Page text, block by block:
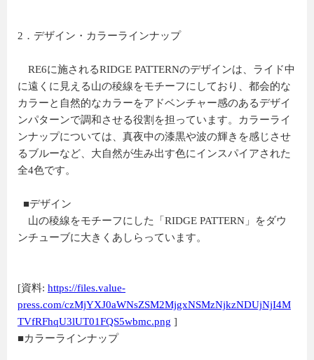
2．デザイン・カラーラインナップ
RE6に施されるRIDGE PATTERNのデザインは、ライド中
に遠くに見える山の稜線をモチーフにしており、都会的な
カラーと自然的なカラーをアドベンチャー感のあるデザイ
ンパターンで調和させる役割を担っています。カラーライ
ンナップについては、真夜中の漆黒や波の輝きを感じさせ
るブルーなど、大自然が生み出す色にインスパイアされた
全4色です。
■デザイン
山の稜線をモチーフにした「RIDGE PATTERN」をダウ
ンチューブに大きくあしらっています。
[資料: https://files.value-
press.com/czMjYXJ0aWNsZSM2MjgxNSMzNjkzNDUjNjI4M
TVfRFhqU3lUT01FQS5wbmc.png ]
■カラーラインナップ